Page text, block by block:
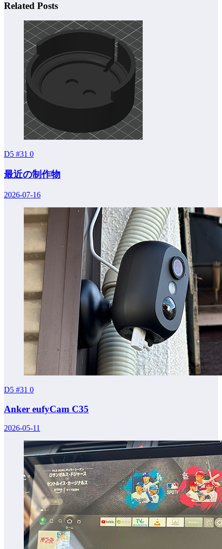
Related Posts
D5 #31 0
最近の制作物
2026-07-16
D5 #31 0
Anker eufyCam C35
2026-05-11